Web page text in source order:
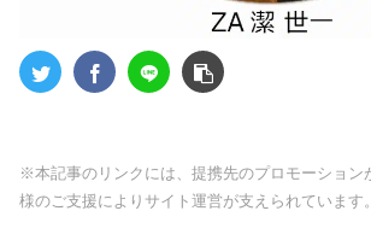
※本記事のリンクには、提携先のプロモーション
様のご支援によりサイト運営が支えられています。